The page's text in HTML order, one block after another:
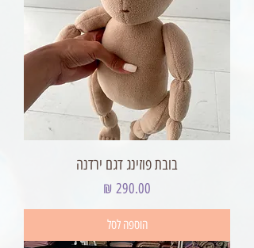
בובת פוזינג דגם ירדנה
מחיר
הוספה לסל